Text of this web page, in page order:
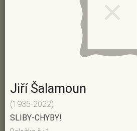
Jiří Šalamoun
(1935-2022)
SLIBY-CHYBY!